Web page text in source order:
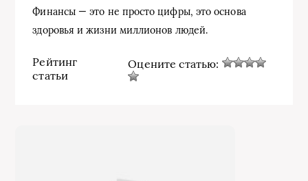
Финансы — это не просто цифры, это основа
здоровья и жизни миллионов людей.
Рейтинг
статьи
Оцените статью: